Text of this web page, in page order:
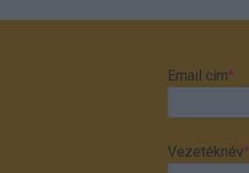
Email cím*
Vezetéknév*